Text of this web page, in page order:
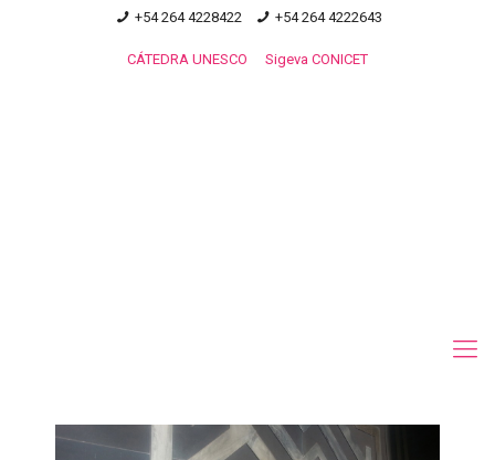
+54 264 4228422 +54 264 4222643
CÁTEDRA UNESCO Sigeva CONICET